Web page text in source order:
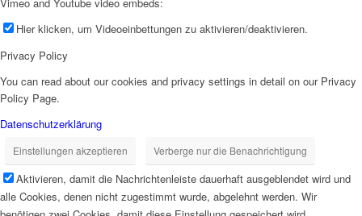
Hier klicken, um Videoeinbettungen zu aktivieren/deaktivieren.
Privacy Policy
You can read about our cookies and privacy settings in detail on our Privacy
Policy Page.
Datenschutzerklärung
Einstellungen akzeptieren Verberge nur die Benachrichtigung
Aktivieren, damit die Nachrichtenleiste dauerhaft ausgeblendet wird und
alle Cookies, denen nicht zugestimmt wurde, abgelehnt werden. Wir